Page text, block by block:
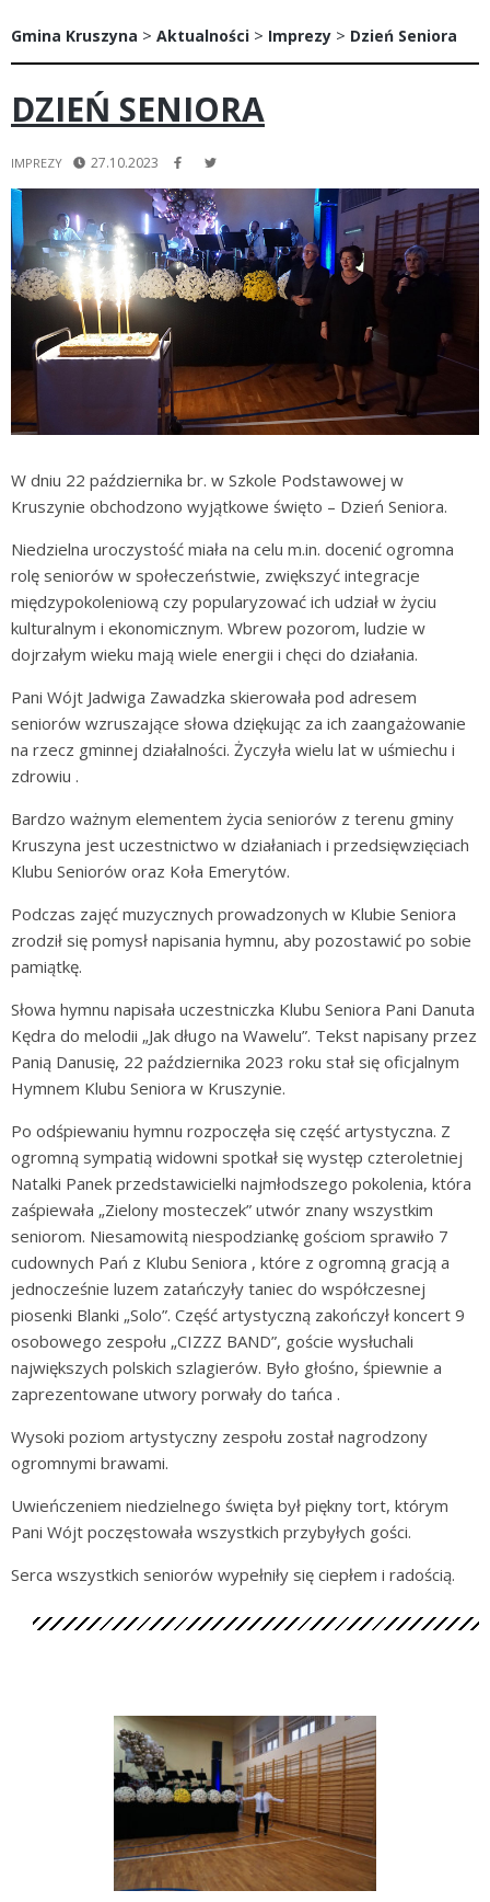
Gmina Kruszyna > Aktualności > Imprezy > Dzień Seniora
DZIEŃ SENIORA
IMPREZY 27.10.2023
W dniu 22 października br. w Szkole Podstawowej w
Kruszynie obchodzono wyjątkowe święto – Dzień Seniora.
Niedzielna uroczystość miała na celu m.in. docenić ogromna
rolę seniorów w społeczeństwie, zwiększyć integracje
międzypokoleniową czy popularyzować ich udział w życiu
kulturalnym i ekonomicznym. Wbrew pozorom, ludzie w
dojrzałym wieku mają wiele energii i chęci do działania.
Pani Wójt Jadwiga Zawadzka skierowała pod adresem
seniorów wzruszające słowa dziękując za ich zaangażowanie
na rzecz gminnej działalności. Życzyła wielu lat w uśmiechu i
zdrowiu .
Bardzo ważnym elementem życia seniorów z terenu gminy
Kruszyna jest uczestnictwo w działaniach i przedsięwzięciach
Klubu Seniorów oraz Koła Emerytów.
Podczas zajęć muzycznych prowadzonych w Klubie Seniora
zrodził się pomysł napisania hymnu, aby pozostawić po sobie
pamiątkę.
Słowa hymnu napisała uczestniczka Klubu Seniora Pani Danuta
Kędra do melodii „Jak długo na Wawelu”. Tekst napisany przez
Panią Danusię, 22 października 2023 roku stał się oficjalnym
Hymnem Klubu Seniora w Kruszynie.
Po odśpiewaniu hymnu rozpoczęła się część artystyczna. Z
ogromną sympatią widowni spotkał się występ czteroletniej
Natalki Panek przedstawicielki najmłodszego pokolenia, która
zaśpiewała „Zielony mosteczek” utwór znany wszystkim
seniorom. Niesamowitą niespodziankę gościom sprawiło 7
cudownych Pań z Klubu Seniora , które z ogromną gracją a
jednocześnie luzem zatańczyły taniec do współczesnej
piosenki Blanki „Solo”. Część artystyczną zakończył koncert 9
osobowego zespołu „CIZZZ BAND”, goście wysłuchali
największych polskich szlagierów. Było głośno, śpiewnie a
zaprezentowane utwory porwały do tańca .
Wysoki poziom artystyczny zespołu został nagrodzony
ogromnymi brawami.
Uwieńczeniem niedzielnego święta był piękny tort, którym
Pani Wójt poczęstowała wszystkich przybyłych gości.
Serca wszystkich seniorów wypełniły się ciepłem i radością.